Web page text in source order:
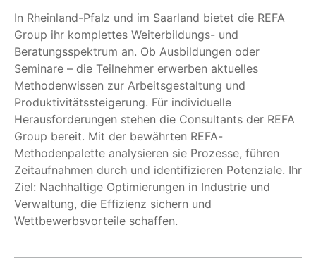
In Rheinland-Pfalz und im Saarland bietet die REFA
Group ihr komplettes Weiterbildungs- und
Beratungsspektrum an. Ob Ausbildungen oder
Seminare – die Teilnehmer erwerben aktuelles
Methodenwissen zur Arbeitsgestaltung und
Produktivitätssteigerung. Für individuelle
Herausforderungen stehen die Consultants der REFA
Group bereit. Mit der bewährten REFA-
Methodenpalette analysieren sie Prozesse, führen
Zeitaufnahmen durch und identifizieren Potenziale. Ihr
Ziel: Nachhaltige Optimierungen in Industrie und
Verwaltung, die Effizienz sichern und
Wettbewerbsvorteile schaffen.